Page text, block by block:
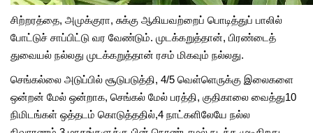
சிற்றரத்தை, அமுக்குரா, சுக்கு ஆகியவற்றைப் பொடித்துப் பாலில்
போட்டுச் சாப்பிட்டு வர வேண்டும். முடக்கறுத்தான், பிரண்டைத்
துவையல் நல்லது முடக்கறுத்தான் ரசம் மிகவும் நல்லது.
செங்கல்லை அடுப்பில் சூடுபடுத்தி, 4/5 வெள்ளெருக்கு இலைகளை
ஒன்றன் மேல் ஒன்றாக, செங்கல் மேல் பரத்தி, குதிகாலை வைத்து10
நிமிடங்கள் ஒத்தடம் கொடுத்ததில்,4 நாட்களிலேயே நல்ல